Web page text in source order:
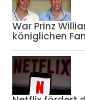
War Prinz
königlichen